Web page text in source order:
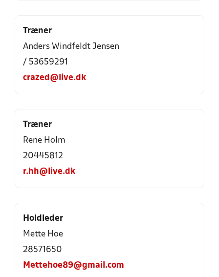
Træner
Anders Windfeldt Jensen
/ 53659291
crazed@live.dk
Træner
Rene Holm
20445812
r.hh@live.dk
Holdleder
Mette Hoe
28571650
Mettehoe89@gmail.com